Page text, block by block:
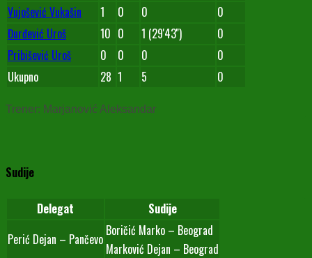
Vujošević Vukašin
1 0 0
0
Đurđević Uroš
10 0 1 (29'43'')
0
Pribišević Uroš
0 0 0
0
Ukupno
28 1 5 0
Trener: Marjanović Aleksandar
Sudije
Delegat
Sudije
Perić Dejan – Pančevo
Boričić Marko – Beograd
Marković Dejan – Beograd